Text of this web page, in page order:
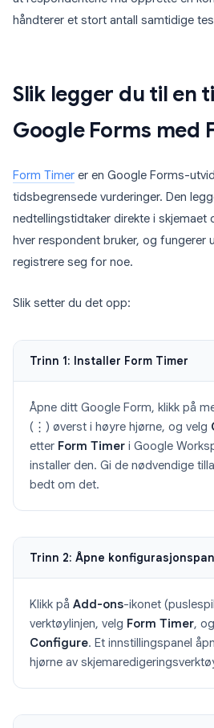
håndterer et stort antall samtidige
Slik legger du til en
Google Forms med
Form Timer er en Google Forms-
tidsbegrensede vurderinger. Den
nedtellingstidtaker direkte i skjemaet
hver respondent bruker, og fungerer
registrere seg for noe.
Slik setter du det opp:
Trinn 1: Installer Form Timer
Åpne ditt Google Form, klikk på
(⋮) øverst i høyre hjørne, og velg
etter Form Timer i Google
installer den. Gi de nødvendige
bedt om det.
Trinn 2: Åpne
Klikk på Add-ons-ikonet
verktøylinjen, velg Form Timer,
Configure. Et innstillingspanel
hjørne av